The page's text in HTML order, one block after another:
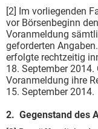
[2] Im vorliegenden
vor Börsenbeginn
Voranmeldung
geforderten
erfolgte rechtzeitig
18. September
Voranmeldung ihre
15. September 2014.
2. Gegenstand des